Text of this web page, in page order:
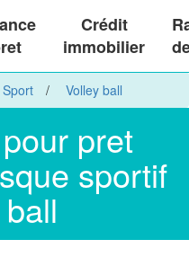
Crédit
immobilier
Sport Volley ball
pret
sportif